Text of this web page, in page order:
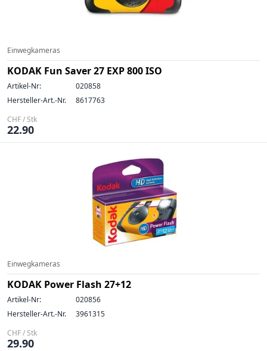
Einwegkameras
KODAK Fun Saver 27 EXP 800 ISO
Artikel-Nr:
020858
Hersteller-Art.-Nr.
8617763
CHF / Stk
22.90
Einwegkameras
KODAK Power Flash 27+12
Artikel-Nr:
020856
Hersteller-Art.-Nr.
3961315
CHF / Stk
29.90